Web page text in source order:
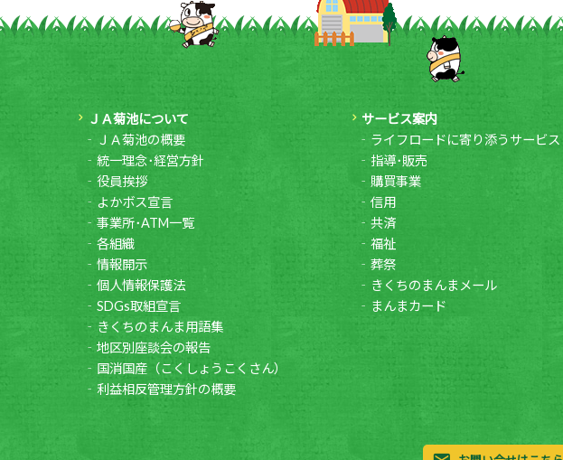
ＪＡ菊池について
ＪＡ菊池の概要
統一理念･経営方針
役員挨拶
よかボス宣言
事業所･ATM一覧
各組織
情報開示
個人情報保護法
SDGs取組宣言
きくちのまんま用語集
地区別座談会の報告
国消国産（こくしょうこくさん）
利益相反管理方針の概要
サービス案内
ライフロードに寄り添うサービス
指導･販売
購買事業
信用
共済
福祉
葬祭
きくちのまんまメール
まんまカード